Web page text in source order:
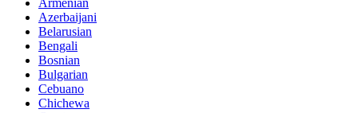
Armenian
Azerbaijani
Belarusian
Bengali
Bosnian
Bulgarian
Cebuano
Chichewa